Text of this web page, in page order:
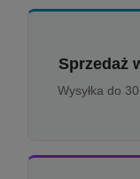
Sprzedaż
Wysyłka do